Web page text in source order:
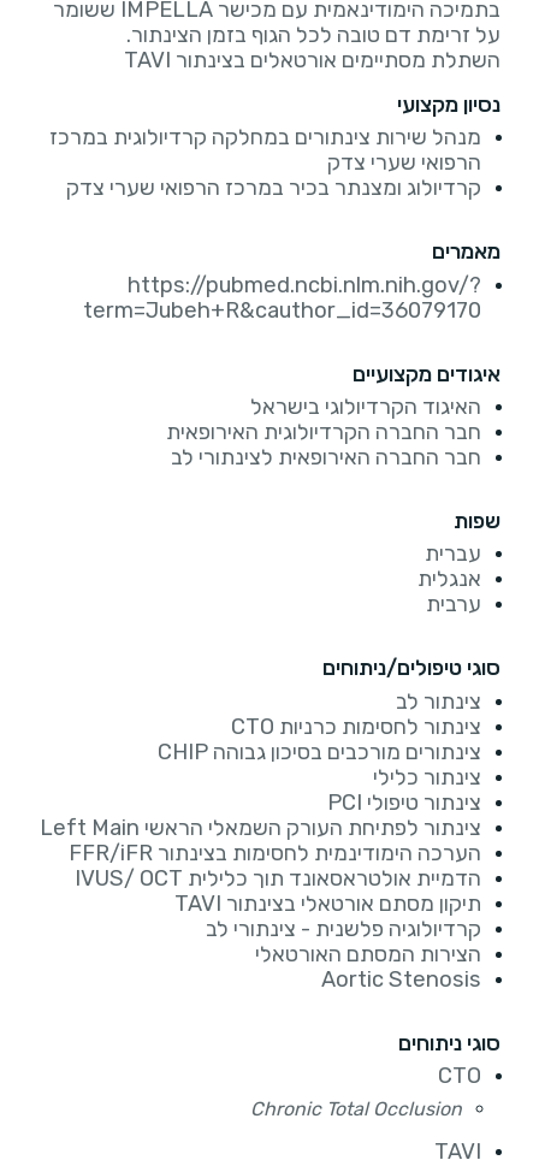
בתמיכה הימודינאמית עם מכישר IMPELLA ששומר
השתלת מסתיימים אורטאלים בצינתור TAVI
נסיון מקצועי
מנהל שירות צינתורים במחלקה קרדיולוגית במרכז
הרפואי שערי צדק
קרדיולוג ומצנתר בכיר במרכז הרפואי שערי צדק
מאמרים
https://pubmed.ncbi.nlm.nih.gov/?
term=Jubeh+R&cauthor_id=36079170
איגודים מקצועיים
האיגוד הקרדיולוגי בישראל
חבר החברה הקרדיולוגית האירופאית
חבר החברה האירופאית לצינתורי לב
שפות
עברית
אנגלית
ערבית
סוגי טיפולים/ניתוחים
צינתור לב
צינתור לחסימות כרניות CTO
צינתורים מורכבים בסיכון גבוהה CHIP
צינתור כלילי
צינתור טיפולי PCI
צינתור לפתיחת העורק השמאלי הראשי Left Main
הערכה הימודינמית לחסימות בצינתור FFR/iFR
הדמיית אולטראסאונד תוך כלילית IVUS/ OCT
תיקון מסתם אורטאלי בצינתור TAVI
קרדיולוגיה פלשנית - צינתורי לב
הצירות המסתם האורטאלי
Aortic Stenosis
סוגי ניתוחים
CTO
Chronic Total Occlusion
TAVI